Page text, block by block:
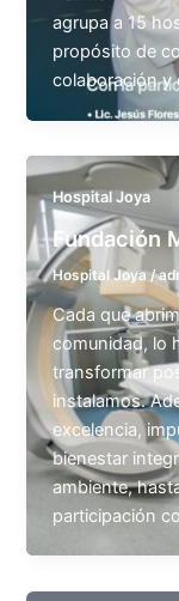
agrupa a 15
propósito de
colaboración y
Hospital Joya
Fundación
Hospital Joya/
Cada que
comunidad, lo
transformar
instalamos.
excelencia,
bienestar
ambiente,
participación